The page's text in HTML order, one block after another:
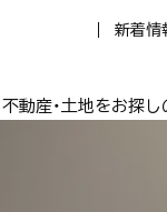
新着情
不動産・土地をお探し